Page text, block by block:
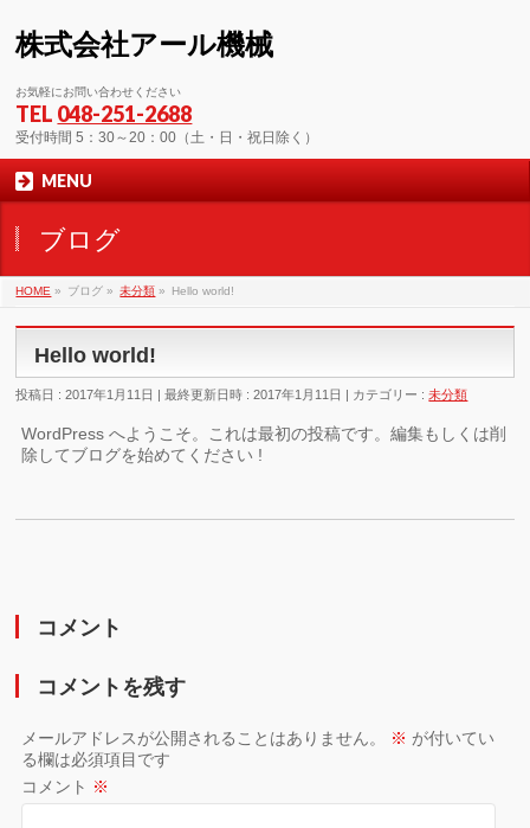
株式会社アール機械
お気軽にお問い合わせください
TEL 048-251-2688
受付時間 5：30～20：00（土・日・祝日除く）
MENU
ブログ
HOME » ブログ » 未分類 » Hello world!
Hello world!
投稿日 : 2017年1月11日 最終更新日時 : 2017年1月11日 カテゴリー :未分類
WordPress へようこそ。これは最初の投稿です。編集もしくは削
除してブログを始めてください !
コメント
コメントを残す
メールアドレスが公開されることはありません。 ※ が付いてい
る欄は必須項目です
コメント ※